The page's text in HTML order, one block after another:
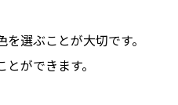
選ぶことが大切です。
ができます。